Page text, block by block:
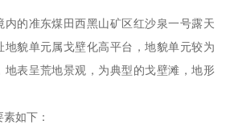
的准东煤田西黑山矿区红沙泉一号露天
貌单元属戈壁化高平台，地貌单元较为
地表呈荒地景观，为典型的戈壁滩，地形
如下：